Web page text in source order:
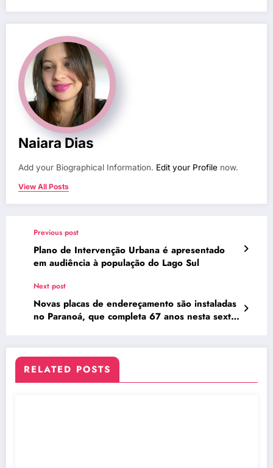
Naiara Dias
Add your Biographical Information. Edit your Profile now.
View All Posts
Previous post
Plano de Intervenção Urbana é apresentado
em audiência à população do Lago Sul
Next post
Novas placas de endereçamento são instaladas
no Paranoá, que completa 67 anos nesta sexta
RELATED POSTS